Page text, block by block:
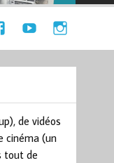
de vidéos
cinéma (un
tout de